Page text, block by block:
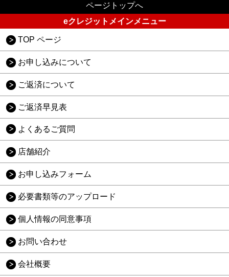
ページトップへ
eクレジットメインメニュー
TOP ページ
お申し込みについて
ご返済について
ご返済早見表
よくあるご質問
店舗紹介
お申し込みフォーム
必要書類等のアップロード
個人情報の同意事項
お問い合わせ
会社概要